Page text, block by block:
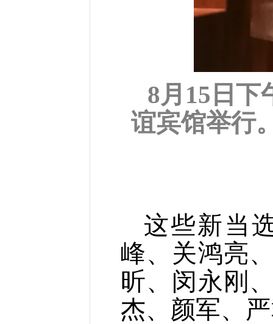
8月15日下
谊宾馆举行
这些新当
峰、关鸿亮
昕、闵永刚
杰、颜军、